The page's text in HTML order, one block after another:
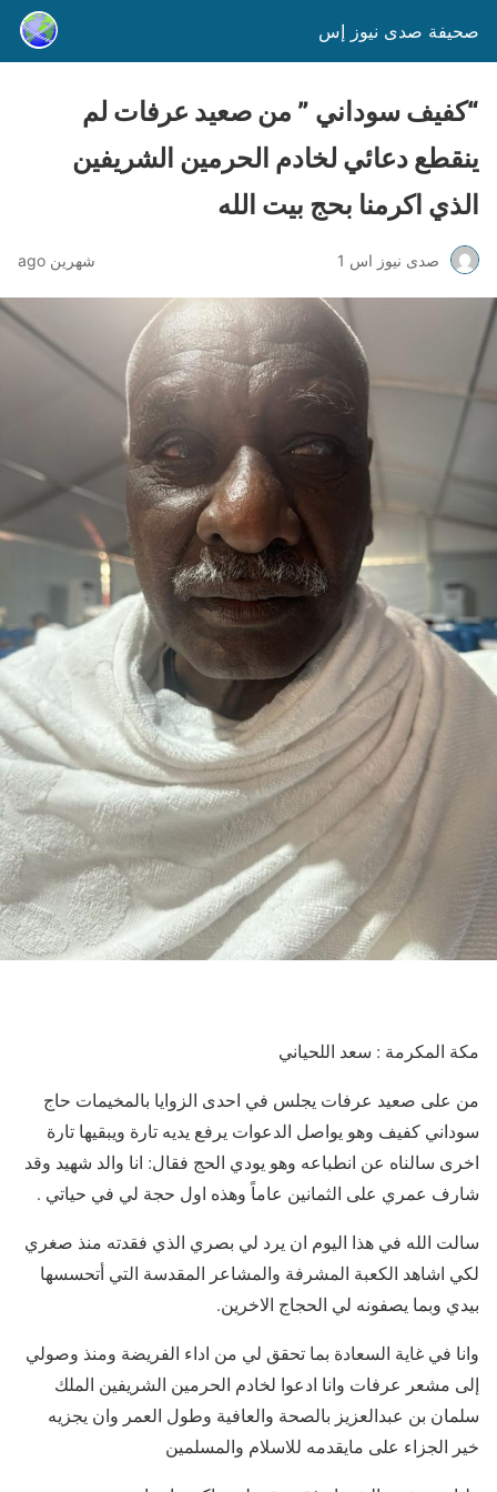
صحيفة صدى نيوز إس
“كفيف سوداني ” من صعيد عرفات لم
ينقطع دعائي لخادم الحرمين الشريفين
الذي اكرمنا بحج بيت الله
صدى نيوز اس 1 شهرين ago
مكة المكرمة : سعد اللحياني
من على صعيد عرفات يجلس في احدى الزوايا بالمخيمات حاج
سوداني كفيف وهو يواصل الدعوات يرفع يديه تارة ويبقيها تارة
اخرى سالناه عن انطباعه وهو يودي الحج فقال: انا والد شهيد وقد
شارف عمري على الثمانين عاماً وهذه اول حجة لي في حياتي .
سالت الله في هذا اليوم ان يرد لي بصري الذي فقدته منذ صغري
لكي اشاهد الكعبة المشرفة والمشاعر المقدسة التي أتحسسها
بيدي وبما يصفونه لي الحجاج الاخرين.
وانا في غاية السعادة بما تحقق لي من اداء الفريضة ومنذ وصولي
إلى مشعر عرفات وانا ادعوا لخادم الحرمين الشريفين الملك
سلمان بن عبدالعزيز بالصحة والعافية وطول العمر وان يجزيه
خير الجزاء على مايقدمه للاسلام والمسلمين